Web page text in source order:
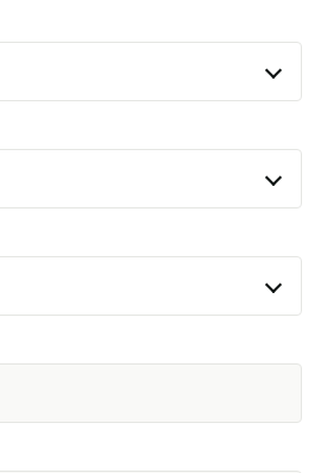
-814 Kč
+2 276 Kč